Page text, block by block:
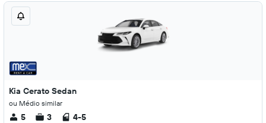
Kia Cerato Sedan
ou Médio similar
5 3 4-5